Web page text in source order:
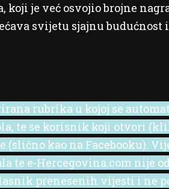
je već osvojio brojne
svijetu sjajnu
rubrika u kojoj se
te se korisnik koji otvori
(slično kao na Facebooku).
te e-Hercegovina.com nije
prenesenih vijesti i ne